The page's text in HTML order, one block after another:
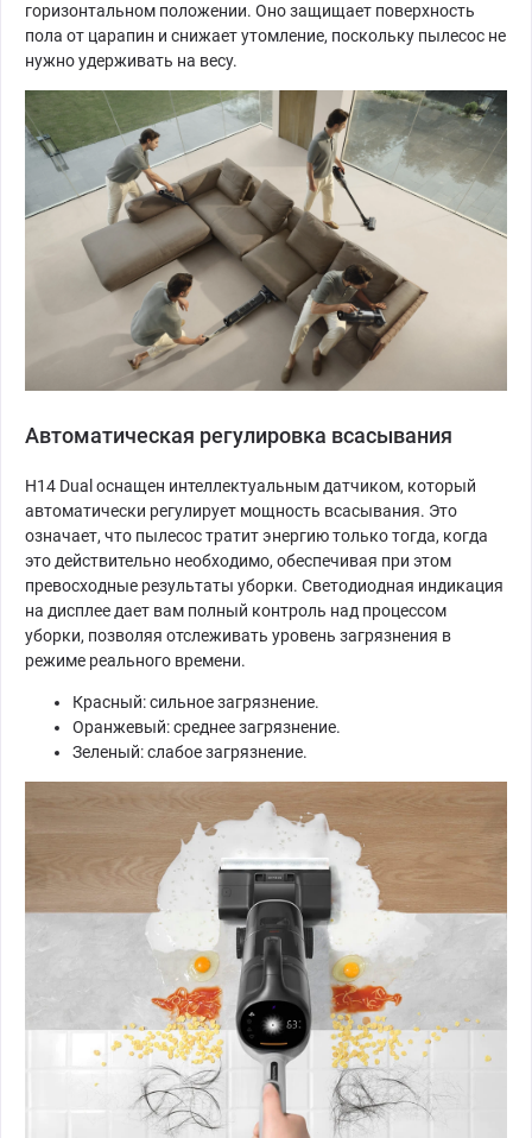
горизонтальном положении. Оно защищает поверхность
пола от царапин и снижает утомление, поскольку пылесос не
нужно удерживать на весу.
Автоматическая регулировка всасывания
H14 Dual оснащен интеллектуальным датчиком, который
автоматически регулирует мощность всасывания. Это
означает, что пылесос тратит энергию только тогда, когда
это действительно необходимо, обеспечивая при этом
превосходные результаты уборки. Светодиодная индикация
на дисплее дает вам полный контроль над процессом
уборки, позволяя отслеживать уровень загрязнения в
режиме реального времени.
Красный: сильное загрязнение.
Оранжевый: среднее загрязнение.
Зеленый: слабое загрязнение.